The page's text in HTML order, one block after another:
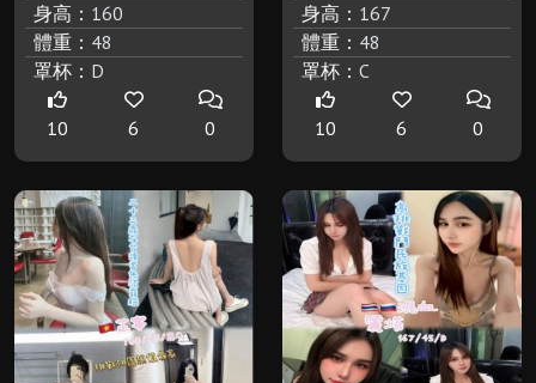
身高： 160
體重： 48
罩杯： D
10 6 0
身高： 167
體重： 48
罩杯： C
10 6 0